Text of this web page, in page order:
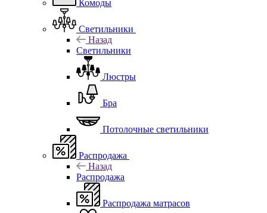
Комоды
Светильники
Назад
Светильники
Люстры
Бра
Потолочные светильники
Распродажа
Назад
Распродажа
Распродажа матрасов